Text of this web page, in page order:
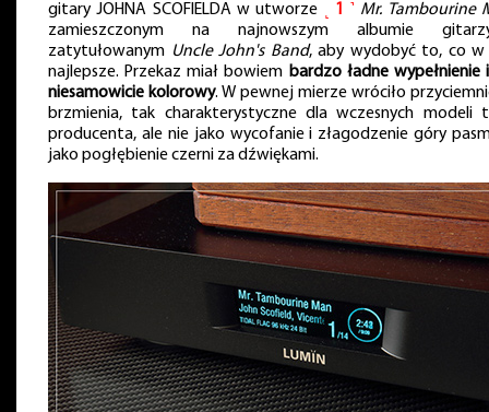
gitary JOHNA SCOFIELDA w utworze
1 ˺ Mr. Tambourine
zamieszczonym na najnowszym albumie
zatytułowanym Uncle John's Band, aby wydobyć to, co w
najlepsze. Przekaz miał bowiem bardzo ładne wypełnienie
niesamowicie kolorowy. W pewnej mierze wróciło
brzmienia, tak charakterystyczne dla wczesnych modeli
producenta, ale nie jako wycofanie i złagodzenie góry
jako pogłębienie czerni za dźwiękami.